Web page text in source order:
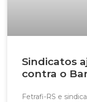
Sindicatos
contra o
Fetrafi-RS e